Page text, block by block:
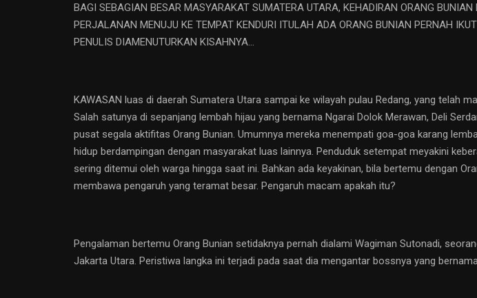
BAGI SEBAGIAN BESAR MASYARAKAT SUMATERA UTARA, KEHADIRAN ORANG
PERJALANAN MENUJU KE TEMPAT KENDURI ITULAH ADA ORANG BUNIAN PERNAH
PENULIS DIAMENUTURKAN KISAHNYA…
KAWASAN luas di daerah Sumatera Utara sampai ke wilayah pulau Redang, yang telah
Salah satunya di sepanjang lembah hijau yang bernama Ngarai Dolok Merawan, Deli
pusat segala aktifitas Orang Bunian. Umumnya mereka menempati goa-goa karang
hidup berdampingan dengan masyarakat luas lainnya. Penduduk setempat meyakini
sering ditemui oleh warga hingga saat ini. Bahkan ada keyakinan, bila bertemu dengan
membawa pengaruh yang teramat besar. Pengaruh macam apakah itu?
Pengalaman bertemu Orang Bunian setidaknya pernah dialami Wagiman Sutonadi,
Jakarta Utara. Peristiwa langka ini terjadi pada saat dia mengantar bossnya yang